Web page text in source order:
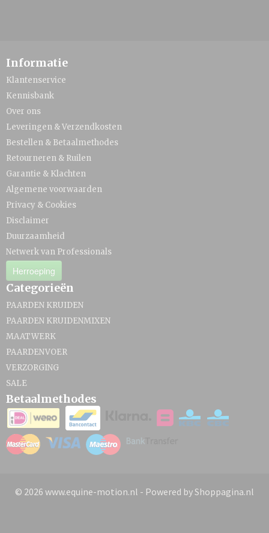
Informatie
Klantenservice
Kennisbank
Over ons
Leveringen & Verzendkosten
Bestellen & Betaalmethodes
Retourneren & Ruilen
Garantie & Klachten
Algemene voorwaarden
Privacy & Cookies
Disclaimer
Duurzaamheid
Netwerk van Professionals
Herroeping
Categorieën
PAARDEN KRUIDEN
PAARDEN KRUIDENMIXEN
MAATWERK
PAARDENVOER
VERZORGING
SALE
Betaalmethodes
© 2026 www.equine-motion.nl - Powered by Shoppagina.nl